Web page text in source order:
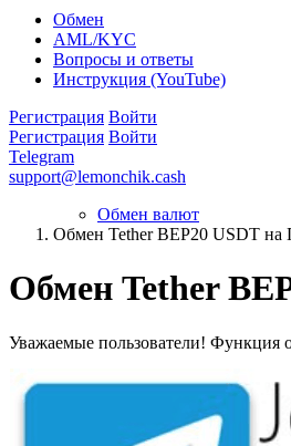
Обмен
AML/KYC
Вопросы и ответы
Инструкция (YouTube)
Регистрация Войти
Регистрация Войти
Telegram
support@lemonchik.cash
Обмен валют
Обмен Tether BEP20 USDT на
Обмен Tether
Уважаемые пользователи! Функция